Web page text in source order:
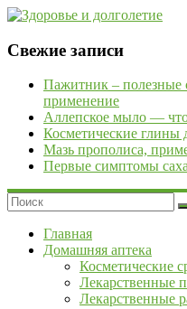
Skip
content
Здоровье
долголетие
Рецепты
народной
медицины.
Сайт
о
профилактике
лечении
заболеваний.
современных
Свежие записи
Пажитник – полезные
применение
Аллепское мыло — что
Косметические глины
Мазь прополиса,
Первые симптомы
Главная
Домашняя аптека
Косметические
Лекарственные
Лекарственные